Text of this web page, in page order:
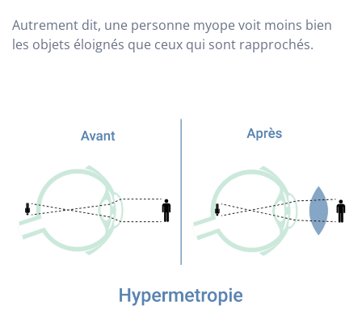
Autrement dit, une personne myope voit moins bien
les objets éloignés que ceux qui sont rapprochés.